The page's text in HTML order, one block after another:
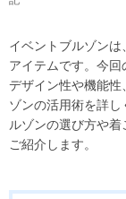
イベントブルゾン
アイテムです。今
デザイン性や機能
ゾンの活用術を詳
ルゾンの選び方や
ご紹介します。